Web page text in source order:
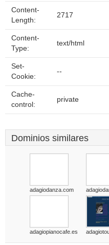
Content-
Length:
2717
Content-
Type:
text/html
Set-
Cookie:
--
Cache-
control:
private
Dominios similares
adagiodanza.com
adagiopianocafe.es